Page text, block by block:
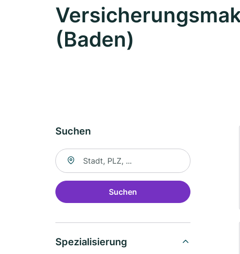
(Baden)
Suchen
Suche nach Ort
Suchen
Spezialisierung